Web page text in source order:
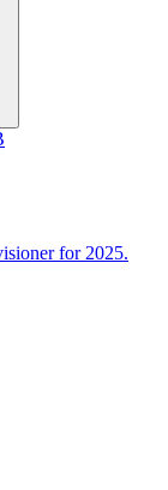
for 2025.